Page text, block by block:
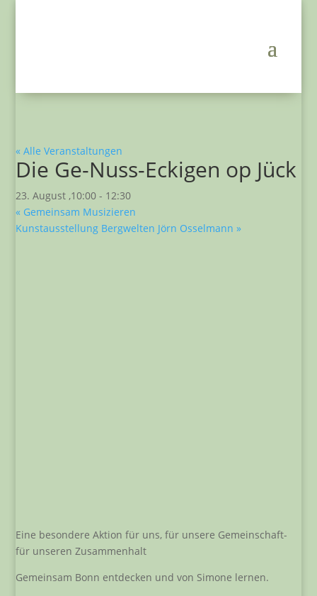
« Alle Veranstaltungen
Die Ge-Nuss-Eckigen op Jück
23. August ,10:00 - 12:30
« Gemeinsam Musizieren
Kunstausstellung Bergwelten Jörn Osselmann»
Eine besondere Aktion für uns, für unsere Gemeinschaft-
für unseren Zusammenhalt
Gemeinsam Bonn entdecken und von Simone lernen.